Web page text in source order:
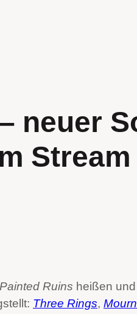
neuer
Stream
Painted Ruins heißen
Three Rings,